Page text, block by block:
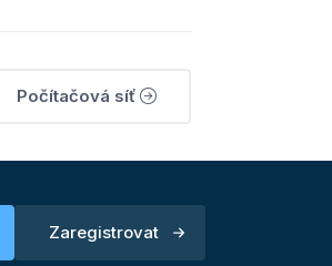
Počítačová síť
Zaregistrovat